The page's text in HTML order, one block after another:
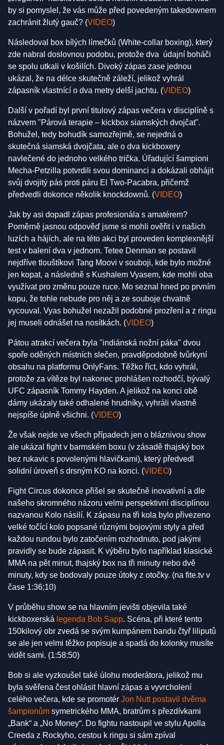
by si pomyslel, že vás může před povedeným takedownem
zachránit žlutý gauč? (VIDEO)
Následoval box bílých límečků (White-collar boxing), který
zde nabral doslovnou podobu, protože dva údajní boháči
se spolu utkali v košilích. Divoký zápas zase jednou
ukázal, že na délce skutečně záleží, jelikož vyhrál
zápasník vlastnící o dva metry delší jachtu. (VIDEO)
Další v pořadí byl první titulový zápas večera v disciplíně s
názvem "Párová terapie – kickbox siamských dvojčat".
Bohužel, tedy bohudík samozřejmě, se nejedná o
skutečná siamská dvojčata, ale o dva kickboxery
navlečené do jednoho velkého trička. Úřadující šampioni
Mecha-Petzilla potvrdili svou dominanci a dokázali obhájit
svůj dvojitý pás proti páru El Two-Pacabra, přičemž
předvedli dokonce několik knockdownů. (VIDEO)
Jak by asi dopadl zápas profesionála s amatérem?
Poměrně jasnou odpověď jsme si mohli ověřit i v našich
luzích a hájích, ale na této akci byl proveden komplexnější
test v balení dva v jednom. Tetee Denman se postavil
nejdříve tlouštíkovi Tang Moovi v souboji, kde bylo možné
jen kopat, a následně s Kushalem Vyasem, kde mohli oba
využívat pro změnu pouze ruce. Mo seznal hned po prvním
kopu, že tohle nebude pro něj a ze souboje chvatně
vycouval. Vyas bohužel nezažil podobné prozření a z ringu
jej museli odnášet na nosítkách. (VIDEO)
Pátou atrakcí večera byla "indiánská nožní páka" dvou
spoře oděných místních slečen, pravděpodobně tvůrkyní
obsahu na platformu OnlyFans. Těžko říct, kdo vyhrál,
protože za vítěze byl nakonec prohlášen rozhodčí, bývalý
UFC zápasník Tommy Hayden. A jelikož na konci obě
dámy ukázaly také odhalené hrudníky, vyhráli vlastně
nejspíše úplně všichni. (VIDEO)
Že však nejde ve všech případech jen o bláznivou show
ale ukázal fight v barmském boxu (v zásadě thajský box
bez rukavic s povolenými hlavičkami), který předvedl
solidní úroveň s drsným KO na konci. (VIDEO)
Fight Circus dokonce přišel se skutečně inovativní a dle
našeho skromného názoru velmi perspektivní disciplínou
nazvanou Kolo násilí. K zápasu na tři kola bylo přivezeno
velké točící kolo popsané různými bojovými styly a před
každou rundou bylo zatočením rozhodnuto, pod jakými
pravidly se bude zápasit. K výběru bylo například klasické
MMA na pět minut, thajský box na tři minuty nebo dvě
minuty, kdy se bodovaly pouze útoky z otočky. (na fite.tv v
čase 1:36:10)
V průběhu show se na hlavním jevišti objevila také
kickboxerská legenda Bob Sapp. Scéna, při které tento
150kilový obr zvedá se svým kumpánem bandu čtyř liliputů
se ale jen velmi těžko popisuje a spadá do kolonky musíte
vidět sami. (1:58:50)
Bob si ale vyzkoušel také úlohu moderátora, jelikož mu
byla svěřena čest ohlásit hlavní zápas a vyvrcholení
celého večera, kde se promotér Jon Nutt postavil dvěma
šampionům symetrického MMA, bratrům s přezdívkami
„Bank“ a „No Money“. Do fightu nastoupil ve stylu Apolla
Creeda z Rockyho, cestou k ringu si sám zpíval